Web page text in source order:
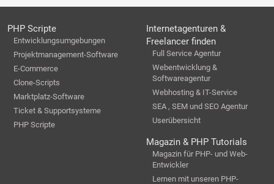
PHP Scripte
Entwicklungsumgebungen
Projektmanagement-Software
E-Commerce
Clone-Scripts
Marktplatz-Software
Ticket & Supportsysteme
PHP Scripte
Internetagenturen &
Freelancer finden
Full Service Agentur
Webentwicklung &
Softwareagentur
Webhosting & IT-Service
SEA , SEM und SEO Agentur
Userübersicht
Magazin & PHP Tutorials
Magazin für PHP- und Web-
Entwickler
Lernen mit unseren PHP-